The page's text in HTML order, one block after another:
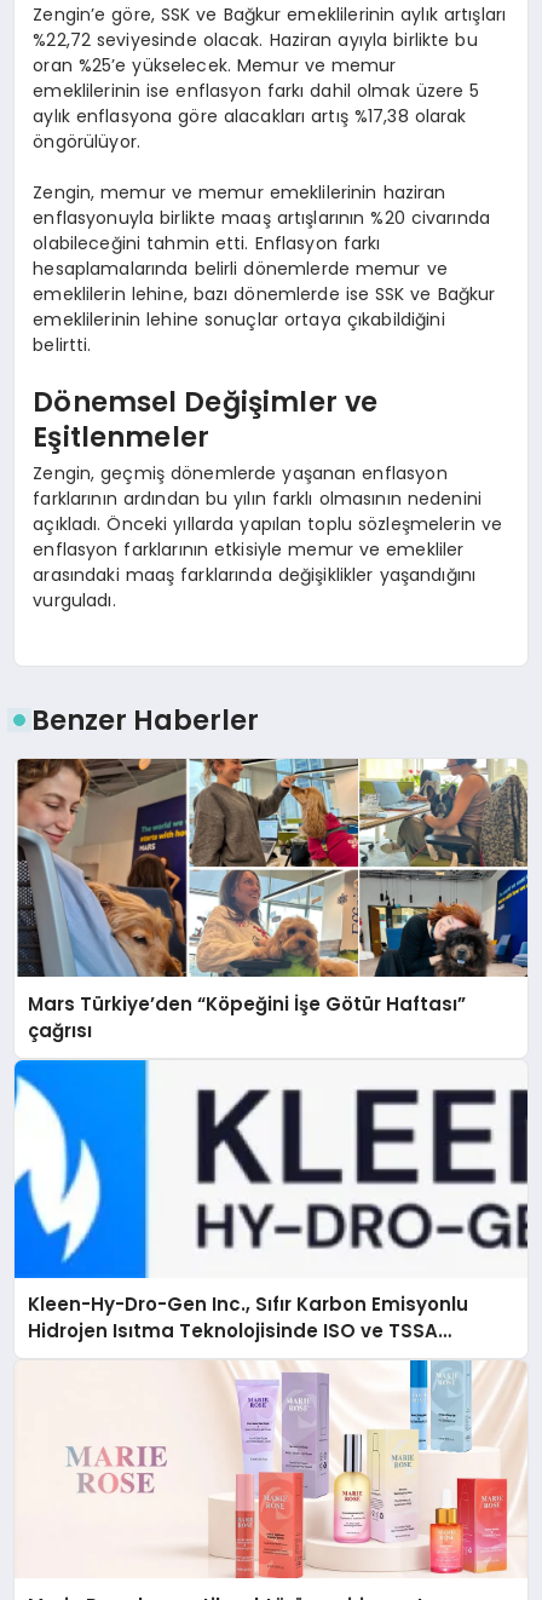
Zengin’e göre, SSK ve Bağkur emeklilerinin aylık artışları
%22,72 seviyesinde olacak. Haziran ayıyla birlikte bu
oran %25’e yükselecek. Memur ve memur
emeklilerinin ise enflasyon farkı dahil olmak üzere 5
aylık enflasyona göre alacakları artış %17,38 olarak
öngörülüyor.
Zengin, memur ve memur emeklilerinin haziran
enflasyonuyla birlikte maaş artışlarının %20 civarında
olabileceğini tahmin etti. Enflasyon farkı
hesaplamalarında belirli dönemlerde memur ve
emeklilerin lehine, bazı dönemlerde ise SSK ve Bağkur
emeklilerinin lehine sonuçlar ortaya çıkabildiğini
belirtti.
Dönemsel Değişimler ve
Eşitlenmeler
Zengin, geçmiş dönemlerde yaşanan enflasyon
farklarının ardından bu yılın farklı olmasının nedenini
açıkladı. Önceki yıllarda yapılan toplu sözleşmelerin ve
enflasyon farklarının etkisiyle memur ve emekliler
arasındaki maaş farklarında değişiklikler yaşandığını
vurguladı.
Benzer Haberler
Mars Türkiye’den “Köpeğini İşe Götür Haftası”
çağrısı
Kleen-Hy-Dro-Gen Inc., Sıfır Karbon Emisyonlu
Hidrojen Isıtma Teknolojisinde ISO ve TSSA
Düzenleyici Onaylarını Aldı